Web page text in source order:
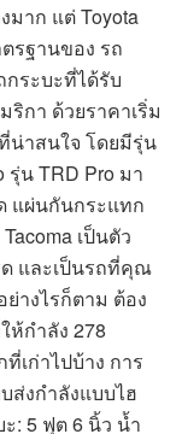
าก แต่ Toyota
รฐานของ รถ
ระบะที่ได้รับ
กา ด้วยราคาเริ่ม
น่าสนใจ โดยมีรุ่น
รุ่น TRD Pro มา
แผ่นกันกระแทก
เป็นตัว
และเป็นรถที่คุณ
างไรก็ตาม ต้อง
ห้กำลัง 278
เก่าไปบ้าง การ
ส่งกำลังแบบไฮ
: 5 ฟุต 6 นิ้ว น้ำ